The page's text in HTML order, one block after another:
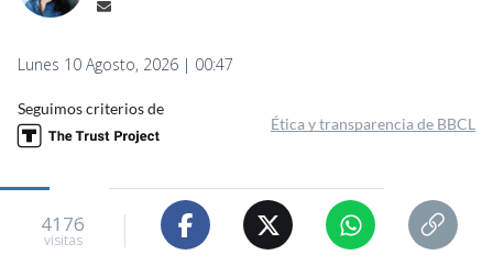
Lunes 10 Agosto, 2026 | 00:47
Seguimos criterios de
Ética y transparencia de BBCL
4176
visitas